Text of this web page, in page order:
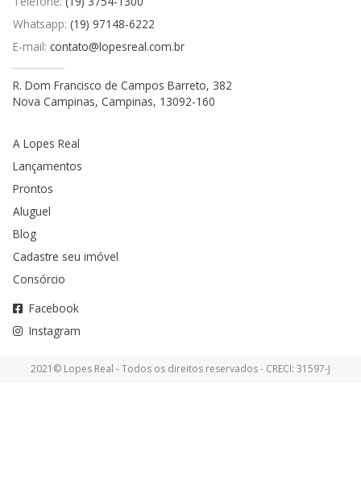
Whatsapp: (19) 97148-6222
E-mail: contato@lopesreal.com.br
R. Dom Francisco de Campos Barreto, 382
Nova Campinas, Campinas, 13092-160
A Lopes Real
Lançamentos
Prontos
Aluguel
Blog
Cadastre seu imóvel
Consórcio
Facebook
Instagram
2021© Lopes Real - Todos os direitos reservados - CRECI: 31597-J